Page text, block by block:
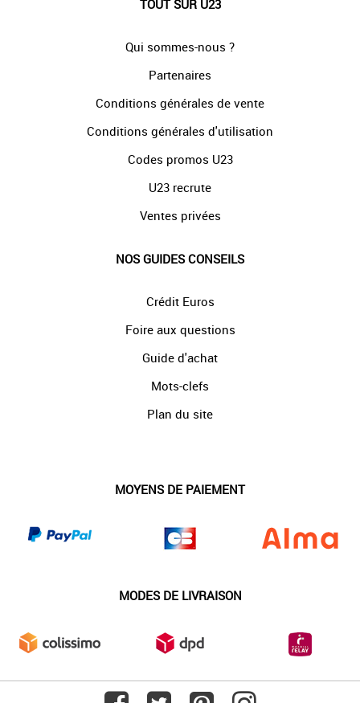
TOUT SUR U23
Qui sommes-nous ?
Partenaires
Conditions générales de vente
Conditions générales d'utilisation
Codes promos U23
U23 recrute
Ventes privées
NOS GUIDES CONSEILS
Crédit Euros
Foire aux questions
Guide d'achat
Mots-clefs
Plan du site
MOYENS DE PAIEMENT
MODES DE LIVRAISON